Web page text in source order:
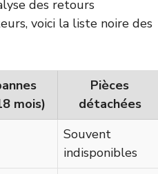
des retours
voici la liste noire des
mois)
Pièces
détachées
Souvent
indisponibles